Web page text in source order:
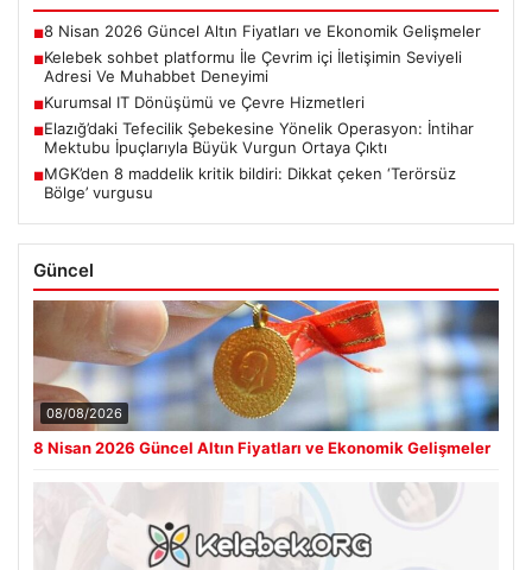
■8 Nisan 2026 Güncel Altın Fiyatları ve Ekonomik Gelişmeler
■Kelebek sohbet platformu İle Çevrim içi İletişimin Seviyeli
Adresi Ve Muhabbet Deneyimi
■Kurumsal IT Dönüşümü ve Çevre Hizmetleri
■Elazığ’daki Tefecilik Şebekesine Yönelik Operasyon: İntihar
Mektubu İpuçlarıyla Büyük Vurgun Ortaya Çıktı
■MGK’den 8 maddelik kritik bildiri: Dikkat çeken ‘Terörsüz
Bölge’ vurgusu
Güncel
08/08/2026
8 Nisan 2026 Güncel Altın Fiyatları ve Ekonomik Gelişmeler